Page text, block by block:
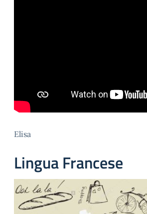
Elisa
Lingua Francese